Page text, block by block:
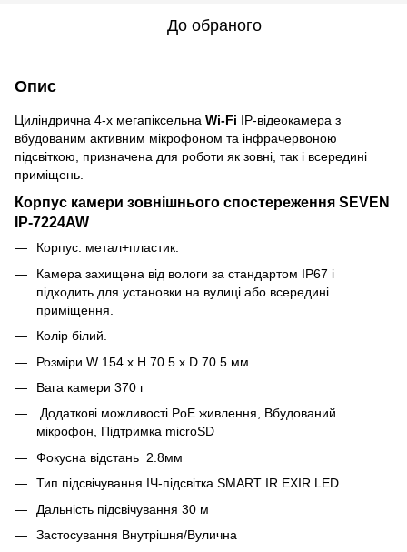
До обраного
Опис
Циліндрична 4-х мегапіксельна Wi-Fi IP-відеокамера з
вбудованим активним мікрофоном та інфрачервоною
підсвіткою, призначена для роботи як зовні, так і всередині
приміщень.
Корпус камери зовнішнього спостереження SEVEN
IP-7224AW
Корпус: метал+пластик.
Камера захищена від вологи за стандартом IP67 і
підходить для установки на вулиці або всередині
приміщення.
Колір білий.
Розміри W 154 x H 70.5 x D 70.5 мм.
Вага камери 370 г
Додаткові можливості PoE живлення, Вбудований
мікрофон, Підтримка microSD
Фокусна відстань 2.8мм
Тип підсвічування ІЧ-підсвітка SMART IR EXIR LED
Дальність підсвічування 30 м
Застосування Внутрішня/Вулична